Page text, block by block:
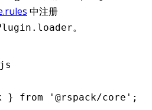
中注册
。
} from '@rspack/core' ;